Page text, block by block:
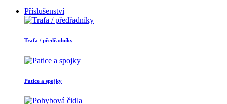
Příslušenství
Trafa / předřadníky
Patice a spojky